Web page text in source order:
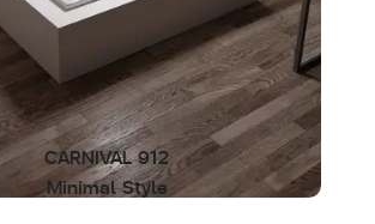
CARNIVAL 912
Minimal Style